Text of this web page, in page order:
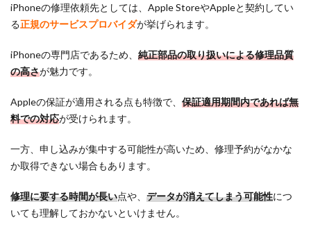
iPhoneの修理依頼先としては、Apple StoreやAppleと契約してい
る正規のサービスプロバイダが挙げられます。
iPhoneの専門店であるため、 純正部品の取り扱いによる修理品質
の高さが魅力です。
Appleの保証が適用される点も特徴で、 保証適用期間内であれば無
料での対応が受けられます。
一方、申し込みが集中する可能性が高いため、修理予約がなかな
か取得できない場合もあります。
修理に要する時間が長い点や、 データが消えてしまう可能性につ
いても理解しておかないといけません。